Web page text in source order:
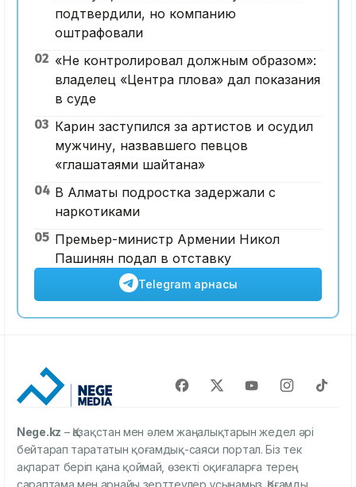
подтвердили, но компанию
оштрафовали
02 «Не контролировал должным образом»:
владелец «Центра плова» дал показания
в суде
03 Карин заступился за артистов и осудил
мужчину, назвавшего певцов
«глашатаями шайтана»
04 В Алматы подростка задержали с
наркотиками
05 Премьер-министр Армении Никол
Пашинян подал в отставку
Telegram арнасы
Nege.kz – Қазақстан мен әлем жаңалықтарын жедел әрі
бейтарап тарататын қоғамдық-саяси портал. Біз тек
ақпарат беріп қана қоймай, өзекті оқиғаларға терең
сараптама мен арнайы зерттеулер ұсынамыз. Қоғамды